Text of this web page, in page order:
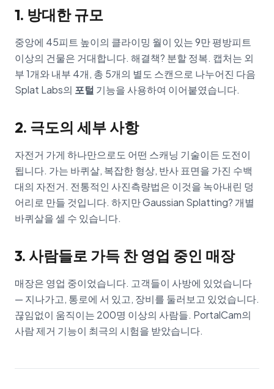
1. 방대한 규모
중앙에 45피트 높이의 클라이밍 월이 있는 9만 평방피트
이상의 건물은 거대합니다. 해결책? 분할 정복. 캡처는 외
부 1개와 내부 4개, 총 5개의 별도 스캔으로 나누어진 다음
Splat Labs의 포털 기능을 사용하여 이어붙였습니다.
2. 극도의 세부 사항
자전거 가게 하나만으로도 어떤 스캐닝 기술이든 도전이
됩니다. 가는 바퀴살, 복잡한 형상, 반사 표면을 가진 수백
대의 자전거. 전통적인 사진측량법은 이것을 녹아내린 덩
어리로 만들 것입니다. 하지만 Gaussian Splatting? 개별
바퀴살을 셀 수 있습니다.
3. 사람들로 가득 찬 영업 중인 매장
매장은 영업 중이었습니다. 고객들이 사방에 있었습니다
— 지나가고, 통로에 서 있고, 장비를 둘러보고 있었습니다.
끊임없이 움직이는 200명 이상의 사람들. PortalCam의
사람 제거 기능이 최극의 시험을 받았습니다.